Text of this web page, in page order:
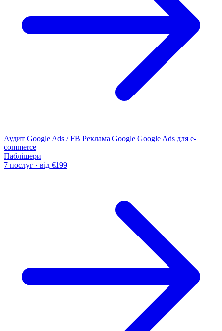
Аудит Google Ads / FB Реклама Google Google Ads для e-
commerce
Паблішери
7 послуг · від €199